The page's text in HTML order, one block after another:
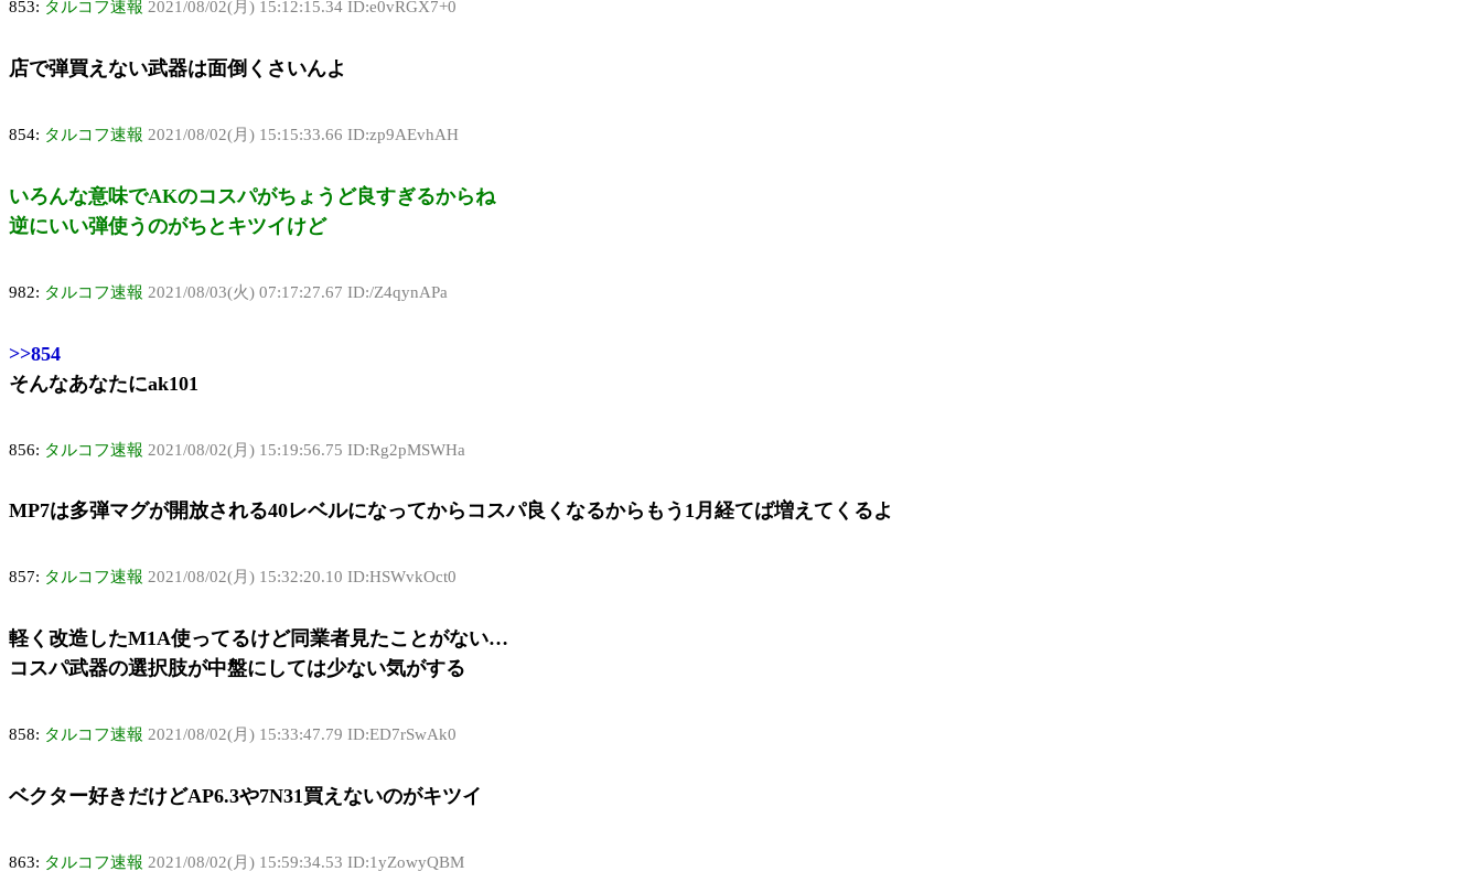
853: タルコフ速報 2021/08/02(月) 15:12:15.34 ID:e0vRGX7+0
店で弾買えない武器は面倒くさいんよ
854: タルコフ速報 2021/08/02(月) 15:15:33.66 ID:zp9AEvhAH
いろんな意味でAKのコスパがちょうど良すぎるからね
逆にいい弾使うのがちとキツイけど
982: タルコフ速報 2021/08/03(火) 07:17:27.67 ID:/Z4qynAPa
>>854
そんなあなたにak101
856: タルコフ速報 2021/08/02(月) 15:19:56.75 ID:Rg2pMSWHa
MP7は多弾マグが開放される40レベルになってからコスパ良くなるからもう1月経てば増えてくるよ
857: タルコフ速報 2021/08/02(月) 15:32:20.10 ID:HSWvkOct0
軽く改造したM1A使ってるけど同業者見たことがない…
コスパ武器の選択肢が中盤にしては少ない気がする
858: タルコフ速報 2021/08/02(月) 15:33:47.79 ID:ED7rSwAk0
ベクター好きだけどAP6.3や7N31買えないのがキツイ
863: タルコフ速報 2021/08/02(月) 15:59:34.53 ID:1yZowyQBM